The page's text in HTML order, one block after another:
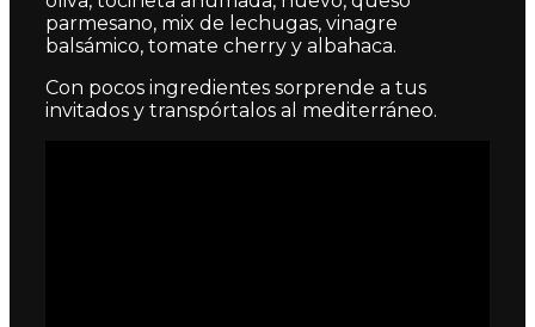
parmesano, mix de lechugas, vinagre
balsámico, tomate cherry y albahaca.
Con pocos ingredientes sorprende a tus
invitados y transpórtalos al mediterráneo.